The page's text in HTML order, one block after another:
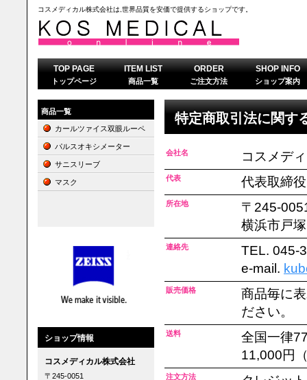
コスメディカル株式会社は,世界品質を安価で提供するショップ
特定商取引法に関す
会社名 コスメデ
代表 代表取締
所在地
〒245-
横浜市戸
連絡先
TEL. 045-
e-mail.
販売価格
商品毎に
ださい。
送料
全国一律
11,000円
注文方法
TOP PAGE
トップページ
ITEM LIST
商品一覧
ORDER
ご注文方法
SHOP INFO
ショップ案内
商品一覧
カールツァイス双眼ルーペ
パルスオキシメーター
サニスリーブ
マスク
ショップ情報
コスメディカル株式会社
〒245-0051